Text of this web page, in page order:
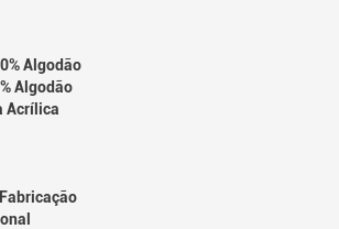
Algodão
Algodão
Acrílica